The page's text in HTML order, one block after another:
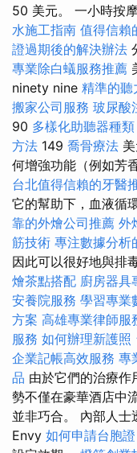
50 美元。 一小時按
水施工指南 值得信賴
證過期後的解決辦法
專業除白蟻服務推薦
ninety nine 精準的聽
搬家公司服務 玻尿酸
90 多樣化助聽器種類
方法 149 喬骨療法
何增強功能（例如芳
台北值得信賴的牙醫
它的幫助下，血液循
靠的外燴公司推薦 外
筋技術 專注數據分析
因此可以很好地與排
燴茶點搭配 廚房器具
安養院服務 學習專業
方案 高雄專業律師服
服務 如何辦理新護照
企業記帳高效服務 專
品 由於它們的治療作
勢不僅在豪華酒店中
並非巧合。 內部人
Envy 如何申請台胞證